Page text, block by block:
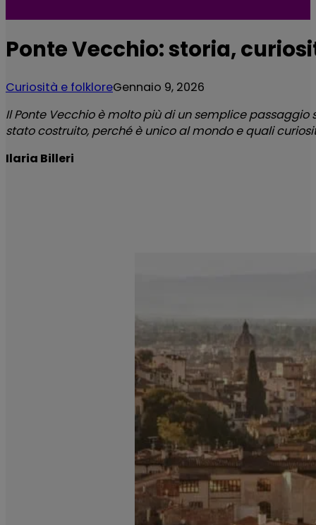
Ponte Vecchio: storia,
Curiosità e folkloreGennaio 9, 2026
Il Ponte Vecchio è molto più di un semplice
stato costruito, perché è unico al mondo e quali
Ilaria Billeri